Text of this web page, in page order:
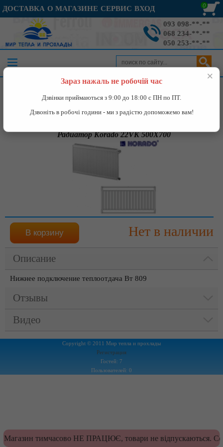
ДОСТАВКА О МАГАЗИНЕ СЕРВИС ВХОД 0
093 098-**-**
068 234-**-**
050 253-**-**
Отопление»Радиаторы»Стальные радиаторы
Радиаторы Korado
» Радиатор Korado 22VK 500X700
Радиатор Korado 22VK 500X700
Нет в наличии
Описание
Нижнее подключение теплоотдача Вт 809
Отзывы
Видео
Copyright © 2011 Мир тепла и прохлады
Регистрация
Гостей: 7
Пользователей: 0
Магазин тимчасово НЕ ПРАЦЮЄ, товари не відпускаються.
×
Зараз нажаль не робочій час
Дзвінки приймаються з 9:00 до 18:00 с ПН по ПТ.
Дзвоніть в робочі години - ми з радістю допоможемо вам!